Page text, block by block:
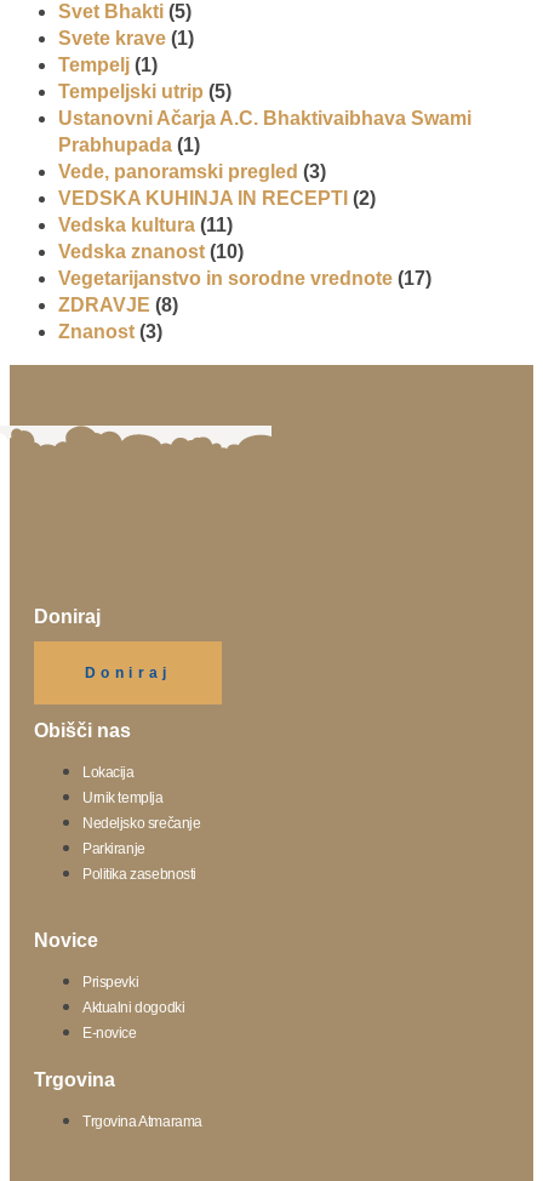
Svet Bhakti (5)
Svete krave (1)
Tempelj (1)
Tempeljski utrip (5)
Ustanovni Ačarja A.C. Bhaktivaibhava Swami
Prabhupada (1)
Vede, panoramski pregled (3)
VEDSKA KUHINJA IN RECEPTI (2)
Vedska kultura (11)
Vedska znanost (10)
Vegetarijanstvo in sorodne vrednote (17)
ZDRAVJE (8)
Znanost (3)
Doniraj
Doniraj
Obišči nas
Lokacija
Urnik templja
Nedeljsko srečanje
Parkiranje
Politika zasebnosti
Novice
Prispevki
Aktualni dogodki
E-novice
Trgovina
Trgovina Atmarama